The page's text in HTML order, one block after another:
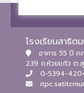
อาคาร 55 ปี ค
239 ถ.ห้วยแก้ว ต.
0-5394-